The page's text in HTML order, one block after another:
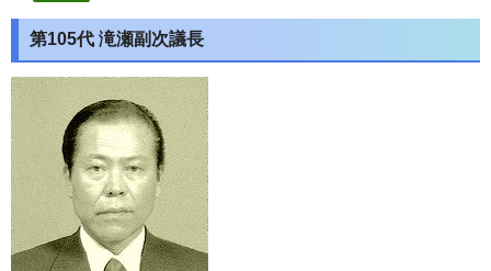
第105代 滝瀬副次議長